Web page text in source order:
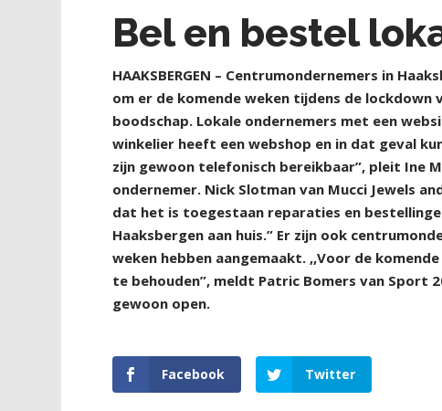
Bel en bestel
HAAKSBERGEN – Centrumondernemers in
om er de komende weken tijdens de
boodschap. Lokale ondernemers met een
winkelier heeft een webshop en in dat geval
zijn gewoon telefonisch bereikbaar”, pleit Ine
ondernemer. Nick Slotman van Mucci Jewels
dat het is toegestaan reparaties en
Haaksbergen aan huis.” Er zijn ook
weken hebben aangemaakt. ,,Voor de
te behouden”, meldt Patric Bomers van Sport
gewoon open.
Facebook Twitter